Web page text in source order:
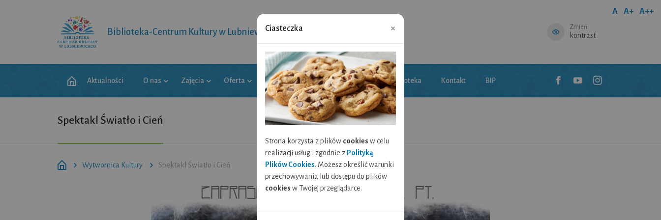
Biblioteka-Centrum Kultury w Lubniewicach Zmień
kontrast
A A+ A++
Aktualności O nas Zajęcia Oferta Galeria Wytwornica kultury Biblioteka Kontakt BIP
Spektakl Światło i Cień
Wytwornica Kultury Spektakl Światło i Cień
Ciasteczka ×
Strona korzysta z plików cookies w celu
realizacji usług i zgodnie z Polityką
Plików Cookies. Możesz określić warunki
przechowywania lub dostępu do plików
cookies w Twojej przeglądarce.